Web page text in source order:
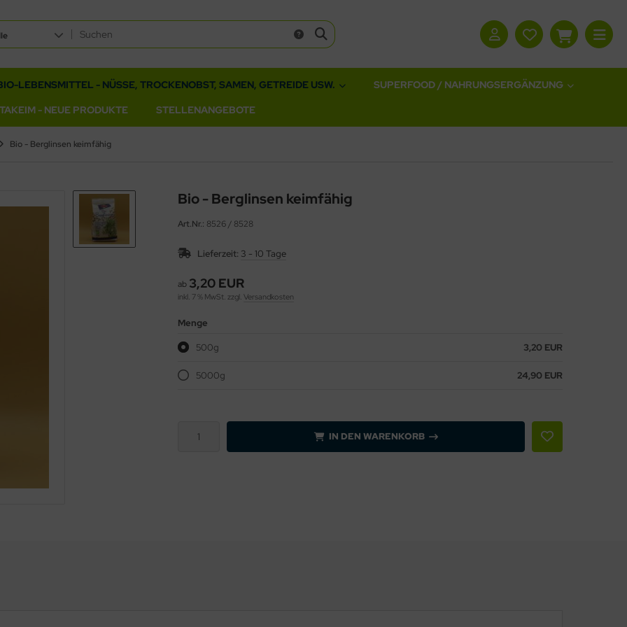
LEBENSMITTEL - NÜSSE, TROCKENOBST, SAMEN, GETREIDE USW.
SUPERFOOD / NAHRUNGSERGÄNZUNG
- NEUE PRODUKTE STELLENANGEBOTE
Bio - Berglinsen keimfähig
Bio - Berglinsen keimfähig
Art.Nr.: 8526 / 8528
Lieferzeit: 3 - 10 Tage
ab 3,20 EUR
inkl. 7 % MwSt. zzgl. Versandkosten
Menge
500g 3,20 EUR
5000g 24,90 EUR
IN DEN WARENKORB